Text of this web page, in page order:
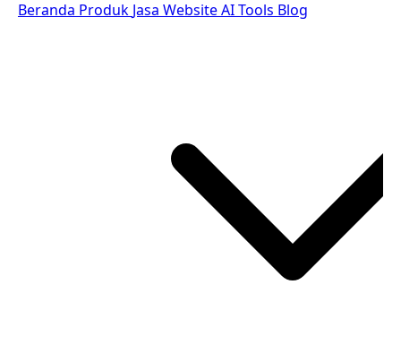
Beranda Produk Jasa WebsiteAI Tools Blog